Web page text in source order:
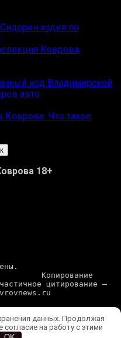
ходил по
код Владимирской
авто
Коврове. Что такое
18+
цитирование —
данных. Продолжая
на работу с этими